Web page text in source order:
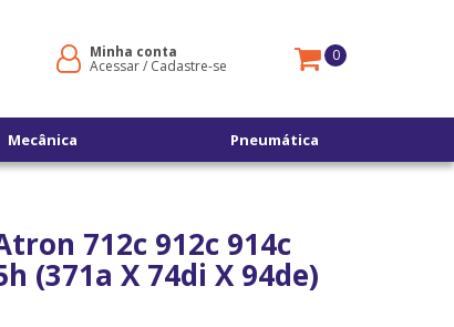
Minha conta
Acessar/ Cadastre-se
0
Mecânica Pneumática
712c 912c 914c
(371a X 74di X 94de)